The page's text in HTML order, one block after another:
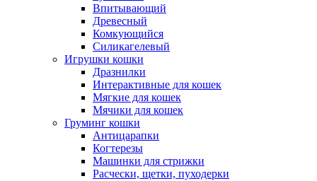
Впитывающий
Древесный
Комкующийся
Силикагелевый
Игрушки кошки
Дразнилки
Интерактивные для кошек
Мягкие для кошек
Мячики для кошек
Груминг кошки
Антицарапки
Когтерезы
Машинки для стрижки
Расчески, щетки, пуходерки